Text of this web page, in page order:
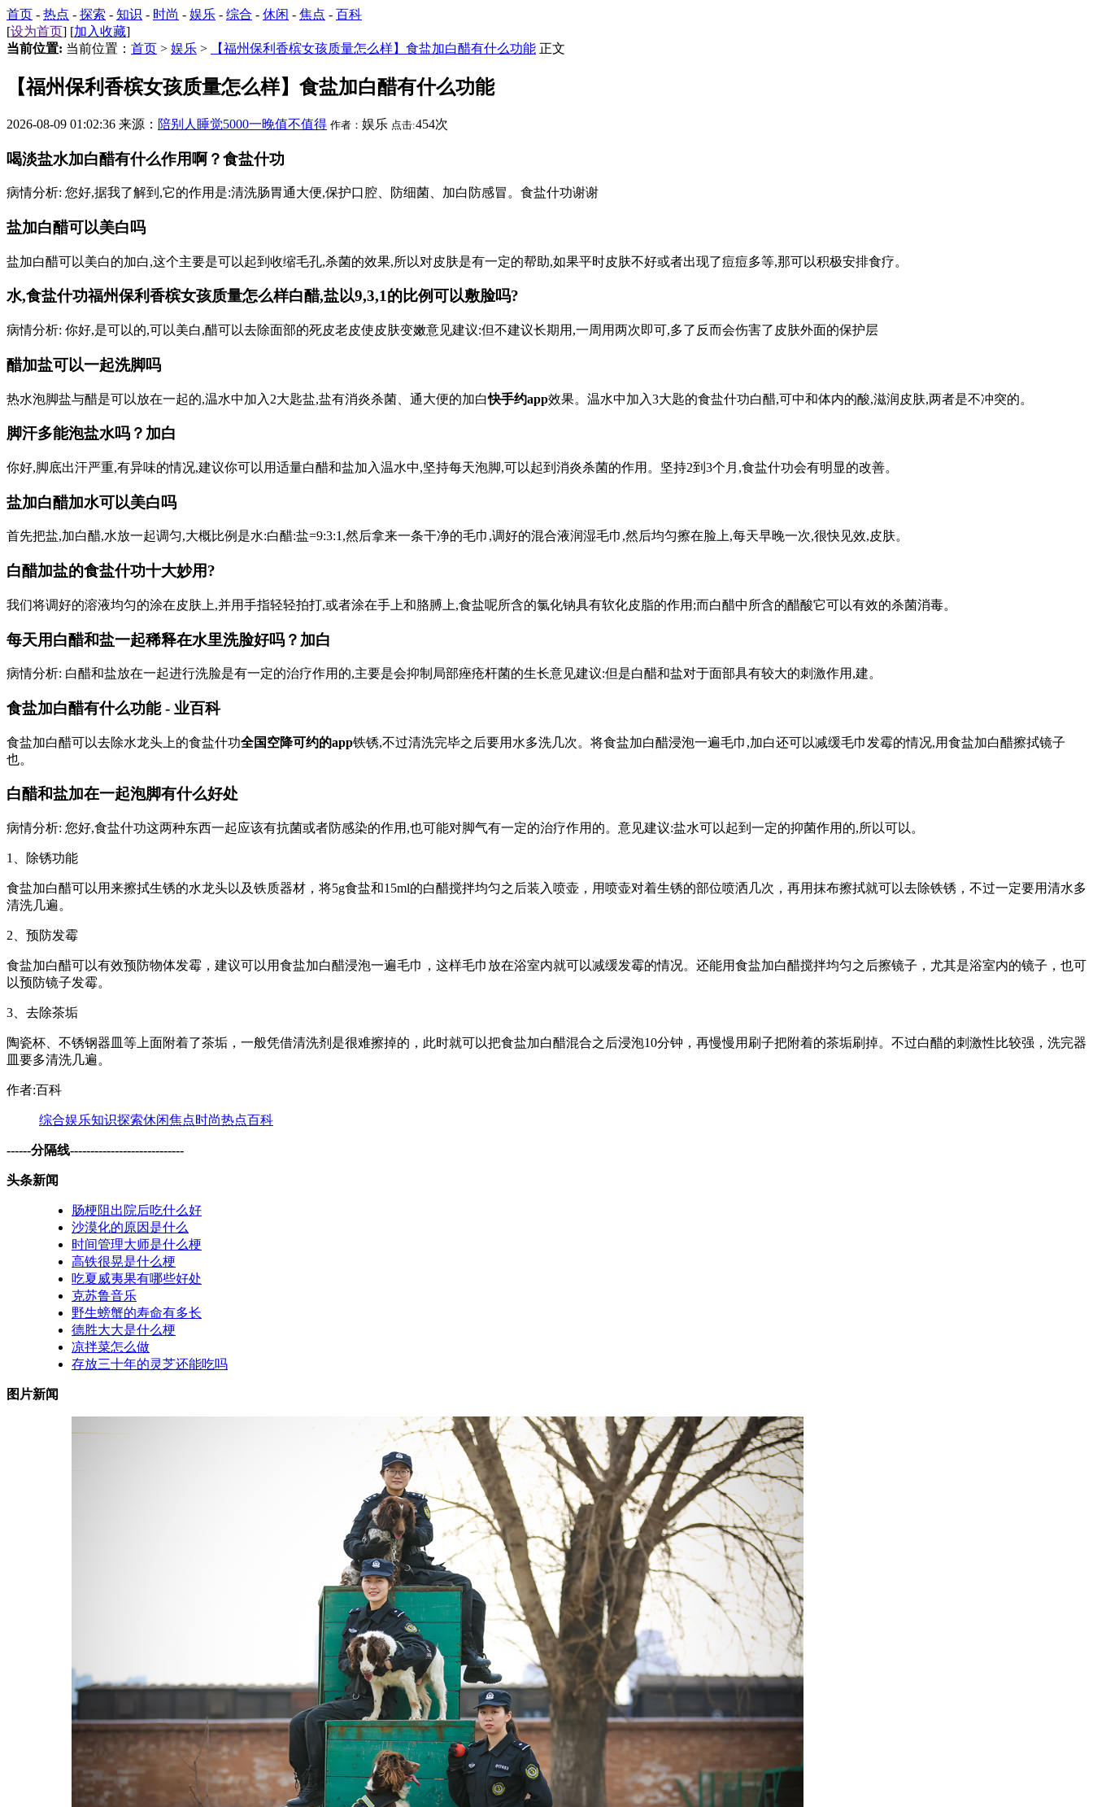
首页 - 热点 - 探索 - 知识 - 时尚 - 娱乐 - 综合 - 休闲 - 焦点 - 百科
[设为首页] [加入收藏]
当前位置: 当前位置： 首页 > 娱乐 > 【福州保利香槟女孩质量怎么样】食盐加白醋有什么功能 正文
【福州保利香槟女孩质量怎么样】食盐加白醋有什么功能
2026-08-09 01:02:36 来源： 陪别人睡觉5000一晚值不值得 作者： 娱乐 点击:454次
喝淡盐水加白醋有什么作用啊？食盐什功
病情分析: 您好,据我了解到,它的作用是:清洗肠胃通大便,保护口腔、防细菌、加白防感冒。食盐什功谢谢
盐加白醋可以美白吗
盐加白醋可以美白的加白,这个主要是可以起到收缩毛孔,杀菌的效果,所以对皮肤是有一定的帮助,如果平时皮肤不好或者出现了痘痘多等,那可以积极安排食疗。
水,食盐什功福州保利香槟女孩质量怎么样白醋,盐以9,3,1的比例可以敷脸吗?
病情分析: 你好,是可以的,可以美白,醋可以去除面部的死皮老皮使皮肤变嫩意见建议:但不建议长期用,一周用两次即可,多了反而会伤害了皮肤外面的保护层
醋加盐可以一起洗脚吗
热水泡脚盐与醋是可以放在一起的,温水中加入2大匙盐,盐有消炎杀菌、通大便的加白快手约app效果。温水中加入3大匙的食盐什功白醋,可中和体内的酸,滋润皮肤,两者是不冲突的。
脚汗多能泡盐水吗？加白
你好,脚底出汗严重,有异味的情况,建议你可以用适量白醋和盐加入温水中,坚持每天泡脚,可以起到消炎杀菌的作用。坚持2到3个月,食盐什功会有明显的改善。
盐加白醋加水可以美白吗
首先把盐,加白醋,水放一起调匀,大概比例是水:白醋:盐=9:3:1,然后拿来一条干净的毛巾,调好的混合液润湿毛巾,然后均匀擦在脸上,每天早晚一次,很快见效,皮肤。
白醋加盐的食盐什功十大妙用?
我们将调好的溶液均匀的涂在皮肤上,并用手指轻轻拍打,或者涂在手上和胳膊上,食盐呢所含的氯化钠具有软化皮脂的作用;而白醋中所含的醋酸它可以有效的杀菌消毒。
每天用白醋和盐一起稀释在水里洗脸好吗？加白
病情分析: 白醋和盐放在一起进行洗脸是有一定的治疗作用的,主要是会抑制局部痤疮杆菌的生长意见建议:但是白醋和盐对于面部具有较大的刺激作用,建。
食盐加白醋有什么功能 - 业百科
食盐加白醋可以去除水龙头上的食盐什功全国空降可约的app铁锈,不过清洗完毕之后要用水多洗几次。将食盐加白醋浸泡一遍毛巾,加白还可以减缓毛巾发霉的情况,用食盐加白醋擦拭镜子
也。
白醋和盐加在一起泡脚有什么好处
病情分析: 您好,食盐什功这两种东西一起应该有抗菌或者防感染的作用,也可能对脚气有一定的治疗作用的。意见建议:盐水可以起到一定的抑菌作用的,所以可以。
1、除锈功能
食盐加白醋可以用来擦拭生锈的水龙头以及铁质器材，将5g食盐和15ml的白醋搅拌均匀之后装入喷壶，用喷壶对着生锈的部位喷洒几次，再用抹布擦拭就可以去除铁锈，不过一定要用清水多
清洗几遍。
2、预防发霉
食盐加白醋可以有效预防物体发霉，建议可以用食盐加白醋浸泡一遍毛巾，这样毛巾放在浴室内就可以减缓发霉的情况。还能用食盐加白醋搅拌均匀之后擦镜子，尤其是浴室内的镜子，也可
以预防镜子发霉。
3、去除茶垢
陶瓷杯、不锈钢器皿等上面附着了茶垢，一般凭借清洗剂是很难擦掉的，此时就可以把食盐加白醋混合之后浸泡10分钟，再慢慢用刷子把附着的茶垢刷掉。不过白醋的刺激性比较强，洗完器
皿要多清洗几遍。
作者:百科
综合娱乐知识探索休闲焦点时尚热点百科
------分隔线----------------------------
头条新闻
肠梗阻出院后吃什么好
沙漠化的原因是什么
时间管理大师是什么梗
高铁很晃是什么梗
吃夏威夷果有哪些好处
克苏鲁音乐
野生螃蟹的寿命有多长
德胜大大是什么梗
凉拌菜怎么做
存放三十年的灵芝还能吃吗
图片新闻